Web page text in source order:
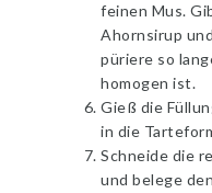
feinen Mus.
Ahornsirup
püriere so
homogen ist.
Gieß die
in die
Schneide die
und belege